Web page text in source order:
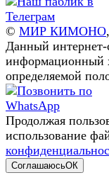
© МИР КИМОНО
Данный
информационный
определяемой
Продолжая
использование
СоглашаюсьОК